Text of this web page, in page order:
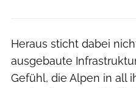
Heraus sticht dabei
ausgebaute
Gefühl, die Alpen in all